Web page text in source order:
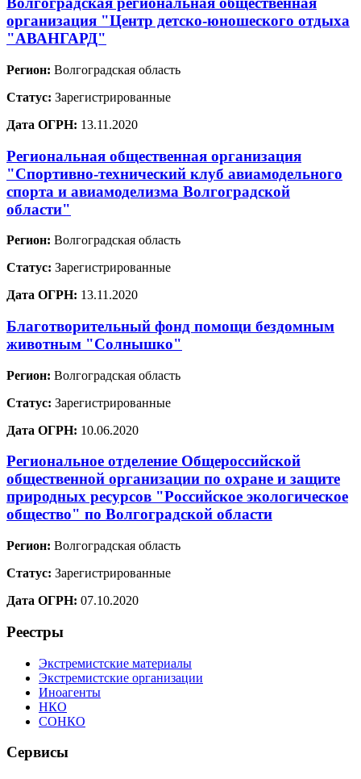
организация "Центр детско-юношеского отдыха
"АВАНГАРД"
Регион: Волгоградская область
Статус: Зарегистрированные
Дата ОГРН: 13.11.2020
Региональная общественная организация
"Спортивно-технический клуб авиамодельного
спорта и авиамоделизма Волгоградской
области"
Регион: Волгоградская область
Статус: Зарегистрированные
Дата ОГРН: 13.11.2020
Благотворительный фонд помощи бездомным
животным "Солнышко"
Регион: Волгоградская область
Статус: Зарегистрированные
Дата ОГРН: 10.06.2020
Региональное отделение Общероссийской
общественной организации по охране и защите
природных ресурсов "Российское экологическое
общество" по Волгоградской области
Регион: Волгоградская область
Статус: Зарегистрированные
Дата ОГРН: 07.10.2020
Реестры
Экстремистские материалы
Экстремистские организации
Иноагенты
НКО
СОНКО
Сервисы